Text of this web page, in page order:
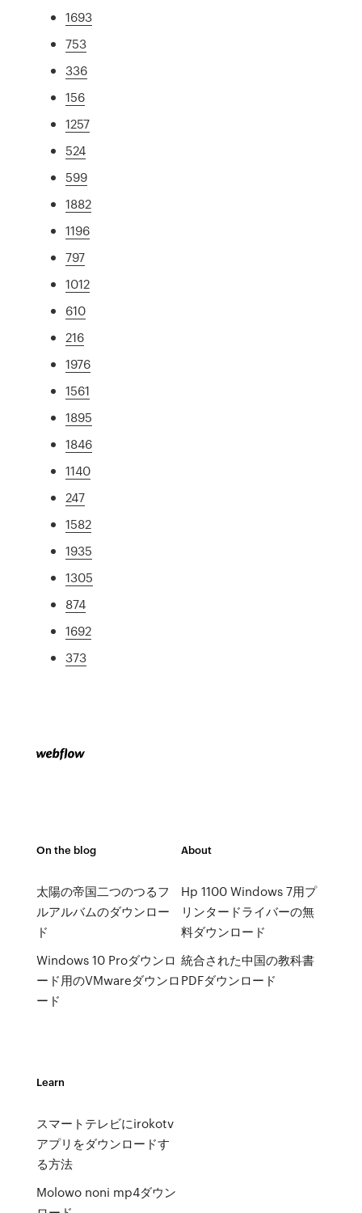
1693
753
336
156
1257
524
599
1882
1196
797
1012
610
216
1976
1561
1895
1846
1140
247
1582
1935
1305
874
1692
373
On the blog
太陽の帝国二つのつるフ
ルアルバムのダウンロー
ド
Windows 10 Proダウンロ
ード用のVMwareダウンロ
ード
About
Hp 1100 Windows 7用プ
リンタードライバーの無
料ダウンロード
統合された中国の教科書
PDFダウンロード
Learn
スマートテレビにirokotv
アプリをダウンロードす
る方法
Molowo noni mp4ダウン